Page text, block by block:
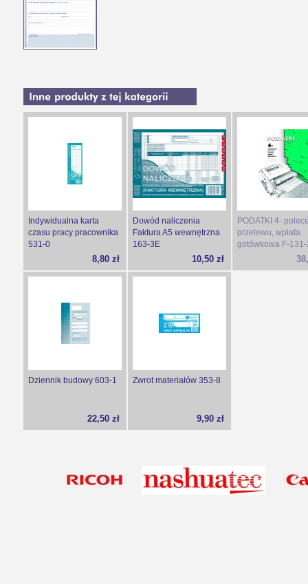
Indywidualna karta
czasu pracy pracownika
531-0
8,80 zł
Dowód naliczenia
Faktura A5 wewnętrzna
163-3E
10,50 zł
PODATKI 4-
przelewu, wpłata
gotówkowa F-
Dziennik budowy 603-1
22,50 zł
Zwrot materiałów 353-8
9,90 zł